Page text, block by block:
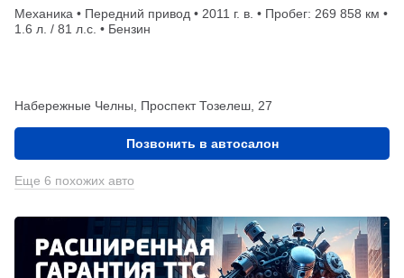
Механика • Передний привод • 2011 г. в. • Пробег: 269 858 км •
1.6 л. / 81 л.с. • Бензин
Набережные Челны, Проспект Тозелеш, 27
Позвонить в автосалон
Еще 6 похожих авто